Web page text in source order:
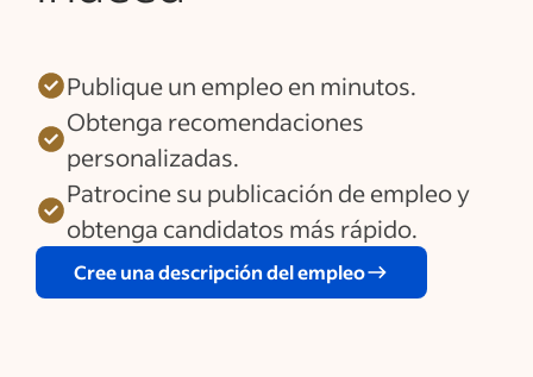
Publique un empleo en minutos.
Obtenga recomendaciones
personalizadas.
Patrocine su publicación de empleo y
obtenga candidatos más rápido.
Cree una descripción del empleo